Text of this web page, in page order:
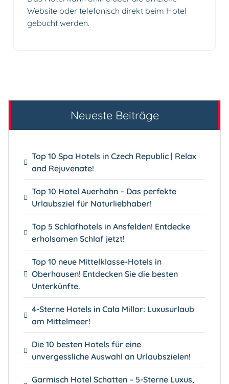
Website oder telefonisch direkt beim Hotel
gebucht werden.
Neueste Beiträge
Top 10 Spa Hotels in Czech Republic | Relax
and Rejuvenate!
Top 10 Hotel Auerhahn – Das perfekte
Urlaubsziel für Naturliebhaber!
Top 5 Schlafhotels in Ansfelden! Entdecke
erholsamen Schlaf jetzt!
Top 10 neue Mittelklasse-Hotels in
Oberhausen! Entdecken Sie die besten
Unterkünfte.
4-Sterne Hotels in Cala Millor: Luxusurlaub
am Mittelmeer!
Die 10 besten Hotels für eine
unvergessliche Auswahl an Urlaubszielen!
Garmisch Hotel Schatten – 5-Sterne Luxus,